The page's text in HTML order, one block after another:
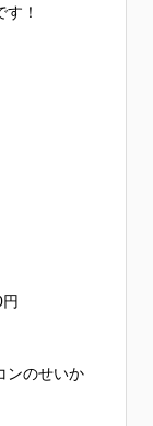
！
円
ンのせいか